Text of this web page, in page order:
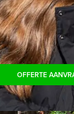
kleinere groepen:
het minimale
personen
OFFERTE